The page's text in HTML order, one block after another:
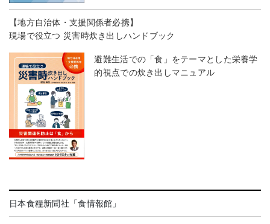
【地方自治体・支援関係者必携】
現場で役立つ 災害時炊き出しハンドブック
避難生活での「食」をテーマとした栄養学
的視点での炊き出しマニュアル
日本食糧新聞社「食情報館」